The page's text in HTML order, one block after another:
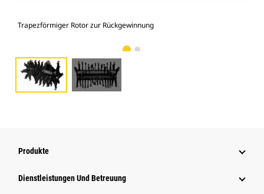
Trapezförmiger Rotor zur Rückgewinnung
Produkte
Dienstleistungen Und Betreuung